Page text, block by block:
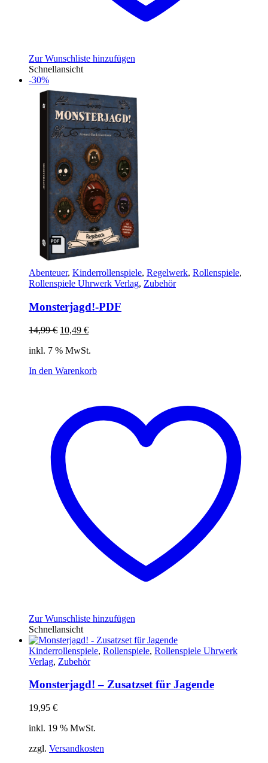
Zur Wunschliste hinzufügen
Schnellansicht
-30%
Abenteuer, Kinderrollenspiele, Regelwerk, Rollenspiele,
Rollenspiele Uhrwerk Verlag, Zubehör
Monsterjagd!-PDF
14,99€ Ursprünglicher
war:
10,49 €Aktueller
ist:
inkl. 7 % MwSt.
In den Warenkorb
Zur Wunschliste hinzufügen
Schnellansicht
Kinderrollenspiele, Rollenspiele, Rollenspiele Uhrwerk
Verlag, Zubehör
Monsterjagd! – Zusatzset für Jagende
19,95 €
inkl. 19 % MwSt.
zzgl. Versandkosten